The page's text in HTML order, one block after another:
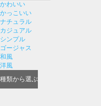
かわいい
かっこいい
ナチュラル
カジュアル
シンプル
ゴージャス
和風
洋風
種類から選ぶ